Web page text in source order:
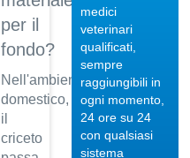
per il
fondo?
Nell'ambiente
domestico,
il
criceto
medici
veterinari
qualificati,
sempre
raggiungibili in
ogni momento,
24 ore su 24
con qualsiasi
sistema
04/10/
Veterinario
di